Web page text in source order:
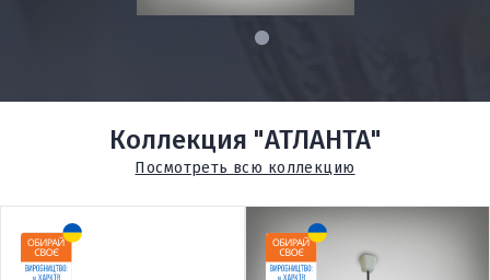
1
Коллекция "АТЛАНТА"
Посмотреть всю коллекцию